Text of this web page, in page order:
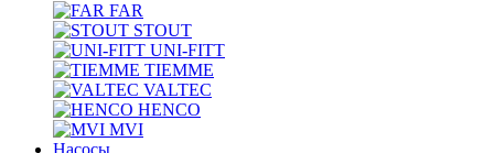
FAR
STOUT
UNI-FITT
TIEMME
VALTEC
HENCO
MVI
Насосы